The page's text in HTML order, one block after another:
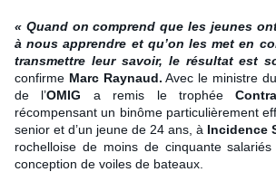
« Quand on comprend que les jeunes
à nous apprendre et qu’on les met en
transmettre leur savoir, le résultat est
confirme Marc Raynaud. Avec le ministre
de l’OMIG a remis le trophée
récompensant un binôme particulièrement
senior et d’un jeune de 24 ans, à Incidence
rochelloise de moins de cinquante
conception de voiles de bateaux.